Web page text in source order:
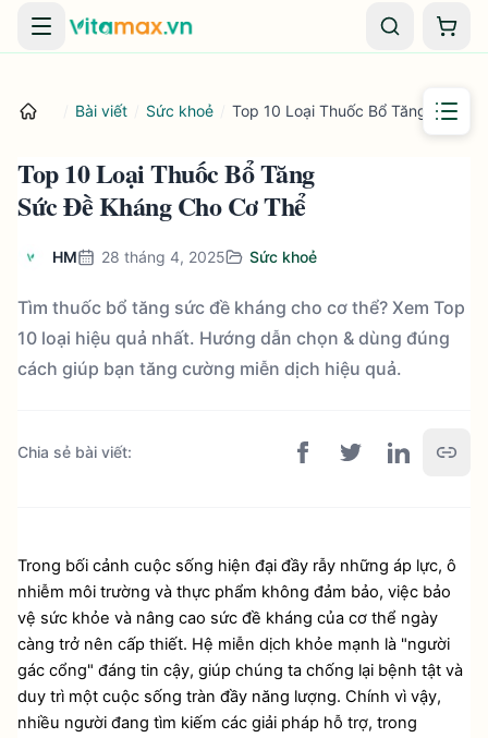
Danh mục Giỏ
Bài viết Sức khoẻ Top 10 Loại Thuốc Bổ Tăng Sức
Top 10 Loại Thuốc Bổ Tăng
Sức Đề Kháng Cho Cơ Thể
HM 28 tháng 4, 2025 Sức khoẻ
Tìm thuốc bổ tăng sức đề kháng cho cơ thể? Xem Top
10 loại hiệu quả nhất. Hướng dẫn chọn & dùng đúng
cách giúp bạn tăng cường miễn dịch hiệu quả.
Chia sẻ bài viết:
Trong bối cảnh cuộc sống hiện đại đầy rẫy những áp lực, ô
nhiễm môi trường và thực phẩm không đảm bảo, việc bảo
vệ sức khỏe và nâng cao sức đề kháng của cơ thể ngày
càng trở nên cấp thiết. Hệ miễn dịch khỏe mạnh là "người
gác cổng" đáng tin cậy, giúp chúng ta chống lại bệnh tật và
duy trì một cuộc sống tràn đầy năng lượng. Chính vì vậy,
nhiều người đang tìm kiếm các giải pháp hỗ trợ, trong